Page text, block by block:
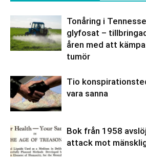
Tonåring i
glyfosat –
åren med att
tumör
Tio
vara sanna
Bok från 1958
attack mot